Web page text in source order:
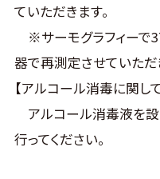
ていただきます。
※サーモグラフィーで
器で再測定させていただ
【アルコール消毒に関して
アルコール消毒液を
行ってください。